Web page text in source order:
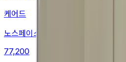
케어드
노스페이스 레깅스
77,200